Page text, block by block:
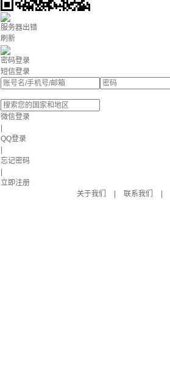
服务器出错
刷新
密码登录
短信登录
微信登录
QQ登录
忘记密码
立即注册
关于我们
联系我们